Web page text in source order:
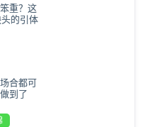
重？这
的引体
合都可
到了